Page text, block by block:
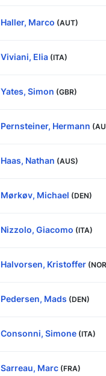
Haller, Marco (AUT)
Viviani, Elia (ITA)
Yates, Simon (GBR)
Pernsteiner, Hermann
Haas, Nathan (AUS)
Mørkøv, Michael (DEN)
Nizzolo, Giacomo (ITA)
Halvorsen, Kristoffer
Pedersen, Mads (DEN)
Consonni, Simone (ITA)
Sarreau, Marc (FRA)